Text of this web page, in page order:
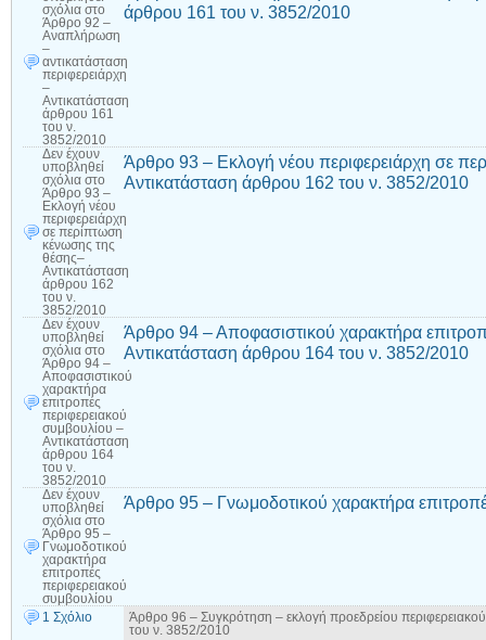
σχόλια στο
Άρθρο 92 –
Αναπλήρωση
–
αντικατάσταση
περιφερειάρχη
–
Αντικατάσταση
άρθρου 161
του ν.
3852/2010
άρθρου 161 του ν. 3852/2010
Δεν έχουν
υποβληθεί
σχόλια στο
Άρθρο 93 –
Εκλογή νέου
περιφερειάρχη
σε περίπτωση
κένωσης της
θέσης–
Αντικατάσταση
άρθρου 162
του ν.
3852/2010
Άρθρο 93 – Εκλογή νέου περιφερειάρχη σε
Αντικατάσταση άρθρου 162 του ν. 3852/2010
Δεν έχουν
υποβληθεί
σχόλια στο
Άρθρο 94 –
Αποφασιστικού
χαρακτήρα
επιτροπές
περιφερειακού
συμβουλίου –
Αντικατάσταση
άρθρου 164
του ν.
3852/2010
Άρθρο 94 – Αποφασιστικού χαρακτήρα
Αντικατάσταση άρθρου 164 του ν. 3852/2010
Δεν έχουν
υποβληθεί
σχόλια στο
Άρθρο 95 –
Γνωμοδοτικού
χαρακτήρα
επιτροπές
περιφερειακού
συμβουλίου
Άρθρο 95 – Γνωμοδοτικού χαρακτήρα
1 Σχόλιο
Άρθρο 96 – Συγκρότηση – εκλογή προεδρείου
του ν. 3852/2010